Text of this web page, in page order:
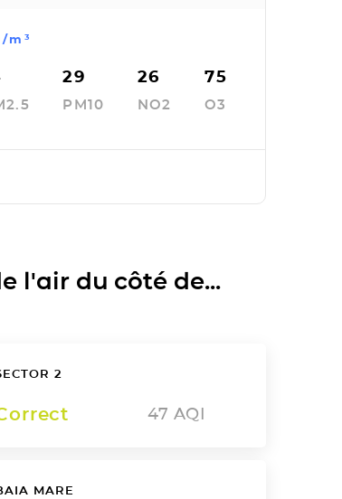
m³
29
PM10
26
NO2
75
O3
l'air du côté de...
2
47 AQI
MARE